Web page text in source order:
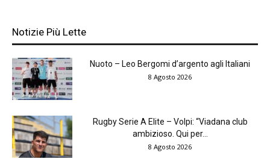
Notizie Più Lette
Nuoto – Leo Bergomi d’argento agli Italiani
8 Agosto 2026
Rugby Serie A Elite – Volpi: “Viadana club
ambizioso. Qui per...
8 Agosto 2026